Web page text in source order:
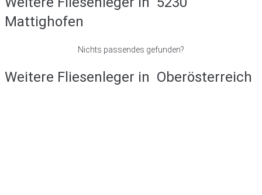
Mattighofen
Nichts passendes gefunden?
Weitere Fliesenleger in Oberösterreich